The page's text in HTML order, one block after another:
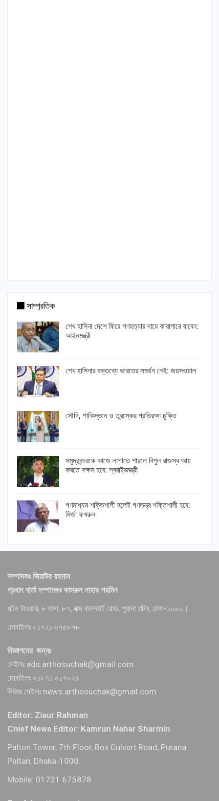
সাম্প্রতিক
শেখ হাসিনা দেশে ফিরে গণহত্যার দায়ে কারাগারে যাবেন:
আইনমন্ত্রী
শেখ হাসিনার বক্তব্যে ভারতের সমর্থন নেই: জয়সওয়াল
সৌদি, পাকিস্তান ও তুরস্কের প্রতিরক্ষা চুক্তি
সমুদ্রবন্দরকে কাজে লাগাতে পারলে বিপুল রাজস্ব আয়
করতে সক্ষম হবে: স্বরাষ্ট্রমন্ত্রী
গণমাধ্যম শক্তিশালী হলেই গণতন্ত্র শক্তিশালী হবে:
মির্জা ফখরুল
সম্পাদকঃ জিয়াউর রহমান
প্রধান বার্তা সম্পাদকঃ কামরুন নাহার শরমিন
পল্টন টাওয়ার, ৮ তলা, ৮৭, বক্স কালভার্ট রোড, পুরানা পল্টন, ঢাকা-১০০০।
মোবাইলঃ ০১৭২১ ৬৭৫৮৭৮
বিজ্ঞাপনের জন্যঃ
মেইলঃ ads.arthosuchak@gmail.com
মোবাইলঃ ০১৮৭১ ০১৭০২৪
নিউজ মেইলঃ news.arthosuchak@gmail.com
Editor: Ziaur Rahman
Chief News Editor: Kamrun Nahar Sharmin
Palton Tower, 7th Floor, Box Culvert Road, Purana
Paltan, Dhaka-1000.
Mobile: 01721 675878